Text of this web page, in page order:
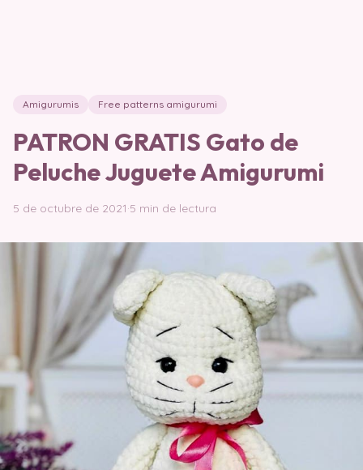
Amigurumis Free patterns amigurumi
PATRON GRATIS Gato de
Peluche Juguete Amigurumi
5 de octubre de 2021·5 min de lectura